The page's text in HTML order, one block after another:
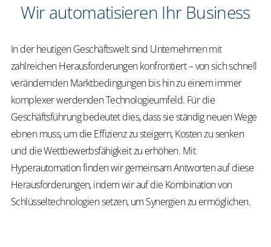
Wir automatisieren Ihr Business
In der heutigen Geschäftswelt sind Unternehmen mit
zahlreichen Herausforderungen konfrontiert – von sich schnell
verändernden Marktbedingungen bis hin zu einem immer
komplexer werdenden Technologieumfeld. Für die
Geschäftsführung bedeutet dies, dass sie ständig neuen Wege
ebnen muss, um die Effizienz zu steigern, Kosten zu senken
und die Wettbewerbsfähigkeit zu erhöhen. ​Mit
Hyperautomation finden wir gemeinsam Antworten auf diese
Herausforderungen, indem wir auf die Kombination von
Schlüsseltechnologien setzen, um Synergien zu ermöglichen.